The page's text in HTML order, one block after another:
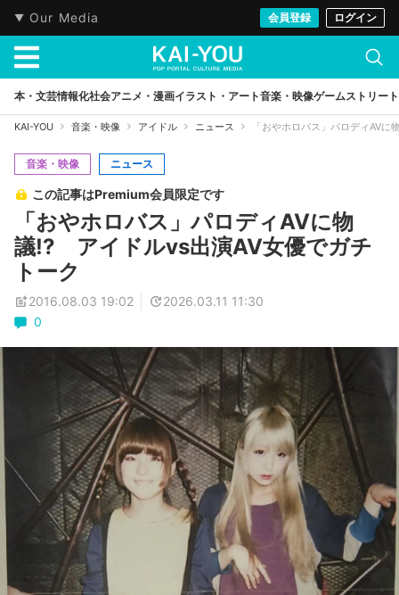
Our Media 会員登録 ログイン
本・文芸情報化社会アニメ・漫画イラスト・アート音楽・映像ゲームストリート
KAI-YOU 音楽・映像 アイドル ニュース 「おやホロバス」パロディAV
音楽・映像 ニュース
この記事はPremium会員限定です
「おやホロバス」パロディAVに物
議!? アイドルvs出演AV女優でガチ
トーク
2016.08.03 19:02
2026.03.11 11:30
0